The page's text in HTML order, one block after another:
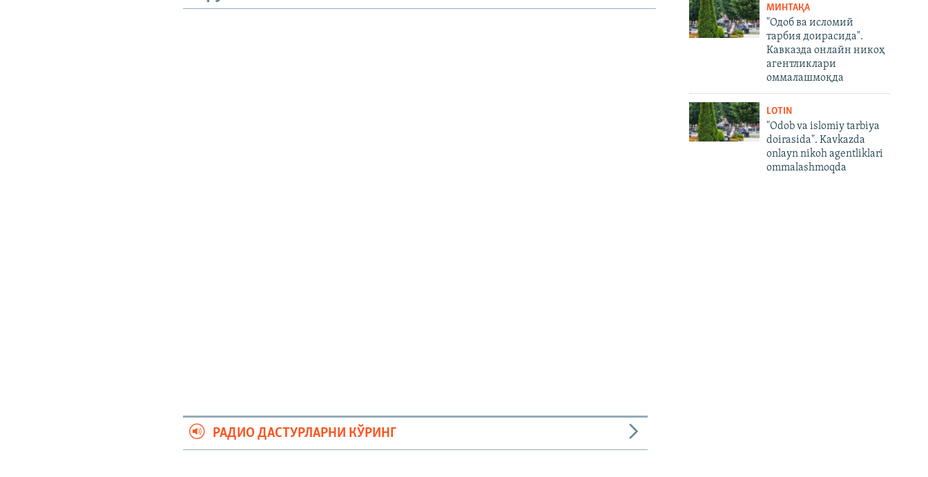
МИНТАҚА
"Одоб ва исломий
тарбия доирасида".
Кавказда онлайн никоҳ
агентликлари
оммалашмоқда
LOTIN
"Odob va islomiy tarbiya
doirasida". Kavkazda
onlayn nikoh agentliklari
ommalashmoqda
РАДИО ДАСТУРЛАРНИ КЎРИНГ